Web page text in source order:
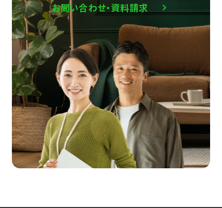
お問い合わせ・資料請求